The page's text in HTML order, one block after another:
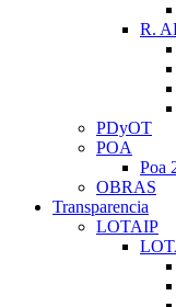
R.
PDyOT
POA
Poa
OBRAS
Transparencia
LOTAIP